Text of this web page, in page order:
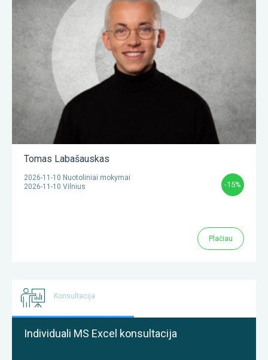
Tomas Labašauskas
2026-11-10 Nuotoliniai mokymai
2026-11-10 Vilnius
-15%
Plačiau
Konsultacija
Individuali MS Excel konsultacija